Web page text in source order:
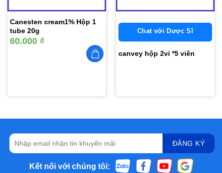
Canesten cream1% Hộp 1
tube 20g
60.000 ₫
canvey hộp 2vỉ *5 viên
Chat với Dược Sĩ
Kết nối với chúng tôi: